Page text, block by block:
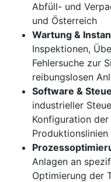
Abfüll- und
und Österreich
Wartung &
Inspektionen,
Fehlersuche zur
reibungslosen
Software &
industrieller
Konfiguration
Produktionslinien
Anlagen an
Optimierung der